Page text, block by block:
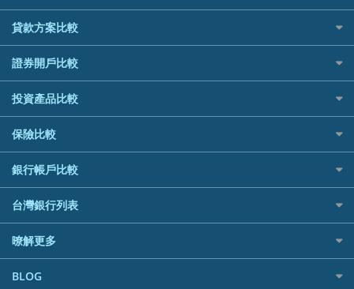
信用卡情境類別推薦
所有信用卡
精選推薦
國內外現金回饋
繳稅優惠
航空哩程回饋
分期零利率優惠
首刷禮優惠
信用卡繳保費優惠
電影優惠
網購優惠
行動支付優惠
貸款方案比較
快速線上貸款推薦
最完整貸款資訊一次看
繳稅貸款
貸款計算機
車貸計算機
精選貸款推薦
一般個人貸款
優質客戶貸款
既有客戶貸款
低手續費貸款
小額借款
證券開戶比較
台股證券戶
美股證券戶
投資產品比較
機器人投資
加密貨幣
外幣定存
保險比較
住宅險
汽車保險
機車保險
寵物險
銀行帳戶比較
財富管理帳戶
數位存款帳戶
美元定存
台灣銀行列表
銀行與合作機構列表
銀行客服電話
暸解更多
加入我們
BLOG